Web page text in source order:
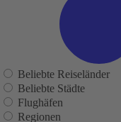
Beliebte Reiseländer
Beliebte Städte
Flughäfen
Regionen